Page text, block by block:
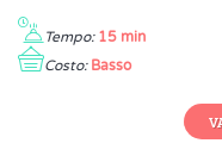
Tempo: 15 min
Costo: Basso